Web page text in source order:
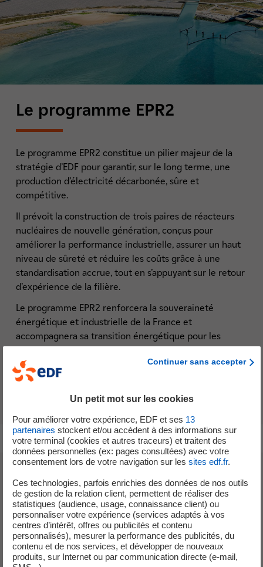
Le programme EPR2
Le programme EPR2 constitue un pilier majeur de la
stratégie d’EDF pour garantir, sur le long terme, une
production d’électricité décarbonée, sûre et
compétitive.
Il prévoit la construction de trois paires de réacteurs
nucléaires de nouvelle génération, conçus pour
améliorer la performance industrielle, assurer un haut
niveau de sûreté et réduire les coûts grâce à une
standardisation accrue, tout en s’appuyant sur le retour
d’expérience de la filière.
Le programme EPR2 renforcera la souveraineté
énergétique et industrielle de la France et
accompagnera sa transition énergétique pour les
décennies à venir.
Découvrir le programme EPR2
Une solution SMR pour
construire un monde
décarboné
Continuer sans accepter
Un petit mot sur les cookies
Pour améliorer votre expérience, EDF et ses 13
partenaires stockent et/ou accèdent à des informations sur
votre terminal (cookies et autres traceurs) et traitent des
données personnelles (ex: pages consultées) avec votre
consentement lors de votre navigation sur les sites edf.fr.
Ces technologies, parfois enrichies des données de nos outils
de gestion de la relation client, permettent de réaliser des
statistiques (audience, usage, connaissance client) ou
personnaliser votre expérience (services adaptés à vos
centres d’intérêt, offres ou publicités et contenu
personnalisés), mesurer la performance des publicités, du
contenu et de nos services, et développer de nouveaux
produits, sur Internet ou par communication directe (e-mail,